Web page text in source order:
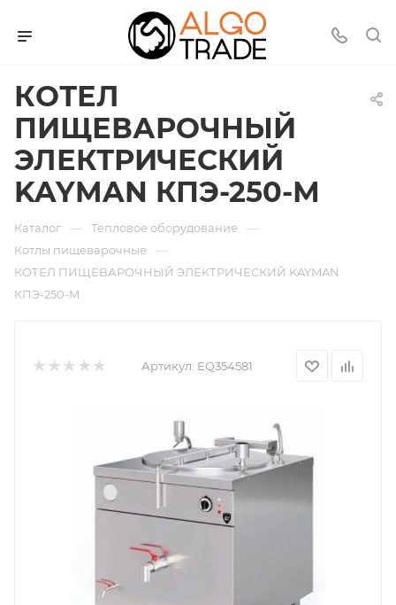
КOТЕЛ
ПИЩЕВАРОЧНЫЙ
ЭЛЕКТРИЧЕСКИЙ
KAYMAN КПЭ-250-М
Каталог — Тепловое оборудование —
Котлы пищеварочные —
КOТЕЛ ПИЩЕВАРОЧНЫЙ ЭЛЕКТРИЧЕСКИЙ KAYMAN
КПЭ-250-М
Артикул: EQ354581